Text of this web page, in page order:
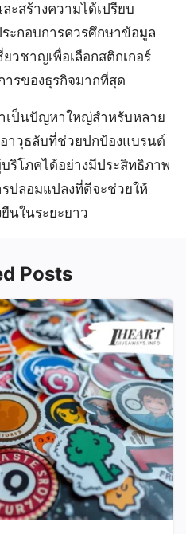
ะสร้างความได้เปรียบ
ะกอบการควรศึกษาข้อมูล
วชาญเพื่อเลือกสติกเกอร์
รของธุรกิจมากที่สุด
เป็นปัญหาใหญ่สำหรับหลาย
าวุธลับที่ช่วยปกป้องแบรนด์
ริโภคได้อย่างมีประสิทธิภาพ
ปลอมแปลงที่ดีจะช่วยให้
นในระยะยาว
Posts